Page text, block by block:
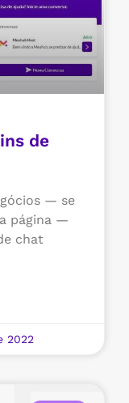
de
— se
página —
chat
2022